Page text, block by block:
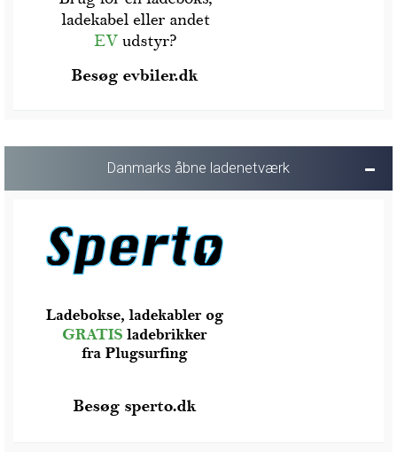
Danmarks åbne ladenetværk